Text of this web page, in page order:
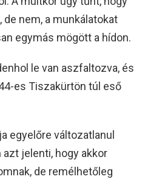
nem, a munkálatokat
egymás mögött a hídon.
le van aszfaltozva, és
es Tiszakürtön túl eső
egyelőre változatlanul
jelenti, hogy akkor
de remélhetőleg